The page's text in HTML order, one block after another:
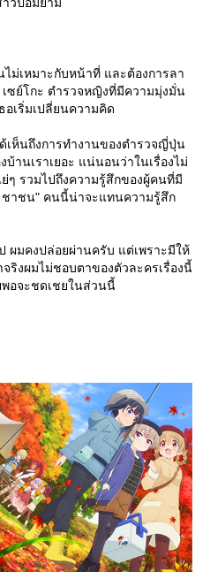
วป้อมยาม
ม่เหมาะกับหน้าที่ และต้องการลา
ซย์โกะ ตำรวจหญิงที่มีความมุ่งมั่น
เริ่มเปลี่ยนความคิด
เห็นถึงการทำงานของตำรวจญี่ปุ่น
านเราเยอะ แน่นอนว่าในเรื่องไม่
ๆ รวมไปถึงความรู้สึกของผู้คนที่มี
ชาชน" คนนี้น่าจะแทนความรู้สึก
ผมคงปล่อยผ่านครับ แต่เพราะมีให้
ริงผมไม่ชอบตาของตัวละครเรื่องนี้
พอจะชดเชยในส่วนนี้